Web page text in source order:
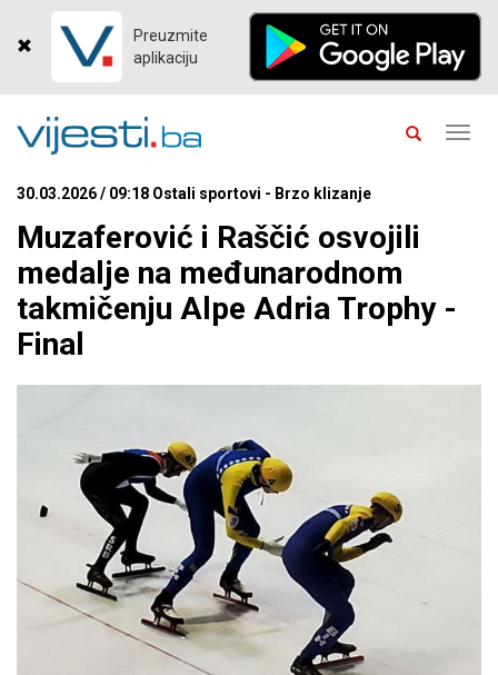
Preuzmite
aplikaciju
30.03.2026 / 09:18 Ostali sportovi - Brzo klizanje
Muzaferović i Raščić osvojili
medalje na međunarodnom
takmičenju Alpe Adria Trophy -
Final